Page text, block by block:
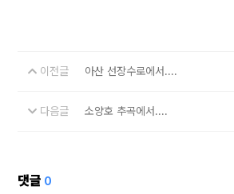
이전글 아산 선장수로에서....
다음글 소양호 추곡에서....
댓글 0